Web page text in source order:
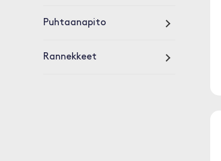
Puhtaanapito
Rannekkeet